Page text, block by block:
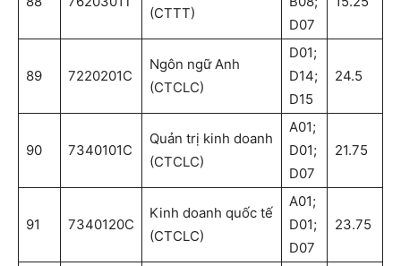
(CTTT)
D07
89 7220201C
Ngôn ngữ Anh
(CTCLC)
D01;
D14;
D15
24.5
90 7340101C
Quản trị kinh doanh
(CTCLC)
A01;
D01;
D07
21.75
91 7340120C
Kinh doanh quốc tế
(CTCLC)
A01;
D01;
D07
23.75